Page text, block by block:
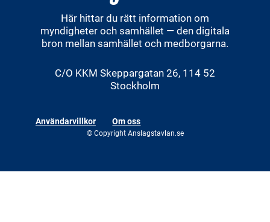
Här hittar du rätt information om
myndigheter och samhället — den digitala
bron mellan samhället och medborgarna.
C/O KKM Skeppargatan 26, 114 52
Stockholm
Användarvillkor Om oss
© Copyright Anslagstavlan.se